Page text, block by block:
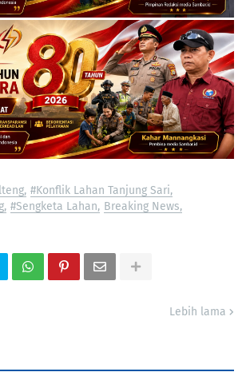
#Konflik Lahan Tanjung Sari
#Sengketa Lahan Breaking News
Lebih lama